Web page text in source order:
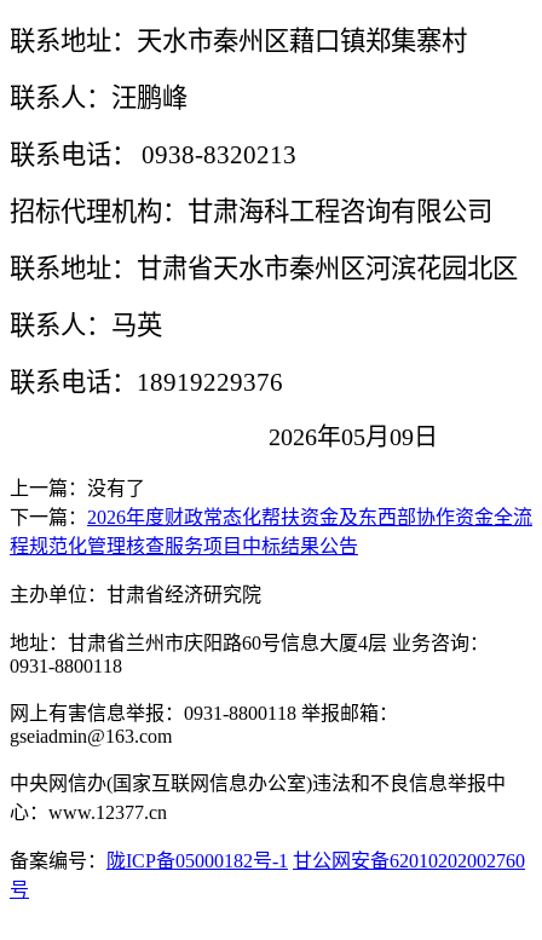
联系地址： 天水市秦州区藉口镇郑集寨村
联系人： 汪鹏峰
联系电话：
0938-8320213
招标代理机构： 甘肃海科工程咨询有限公司
联系地址： 甘肃省天水市秦州区河滨花园北区
联系人： 马英
联系电话： 18919229376
2026年05月 09 日
上一篇：没有了
下一篇： 2026年度财政常态化帮扶资金及东西部协作资金全流
程规范化管理核查服务项目中标结果公告
主办单位：甘肃省经济研究院
地址：甘肃省兰州市庆阳路60号信息大厦4层 业务咨询：
0931-8800118
网上有害信息举报：0931-8800118 举报邮箱：
gseiadmin@163.com
中央网信办(国家互联网信息办公室)违法和不良信息举报中
心：www.12377.cn
备案编号： 陇ICP备05000182号-1 甘公网安备62010202002760
号